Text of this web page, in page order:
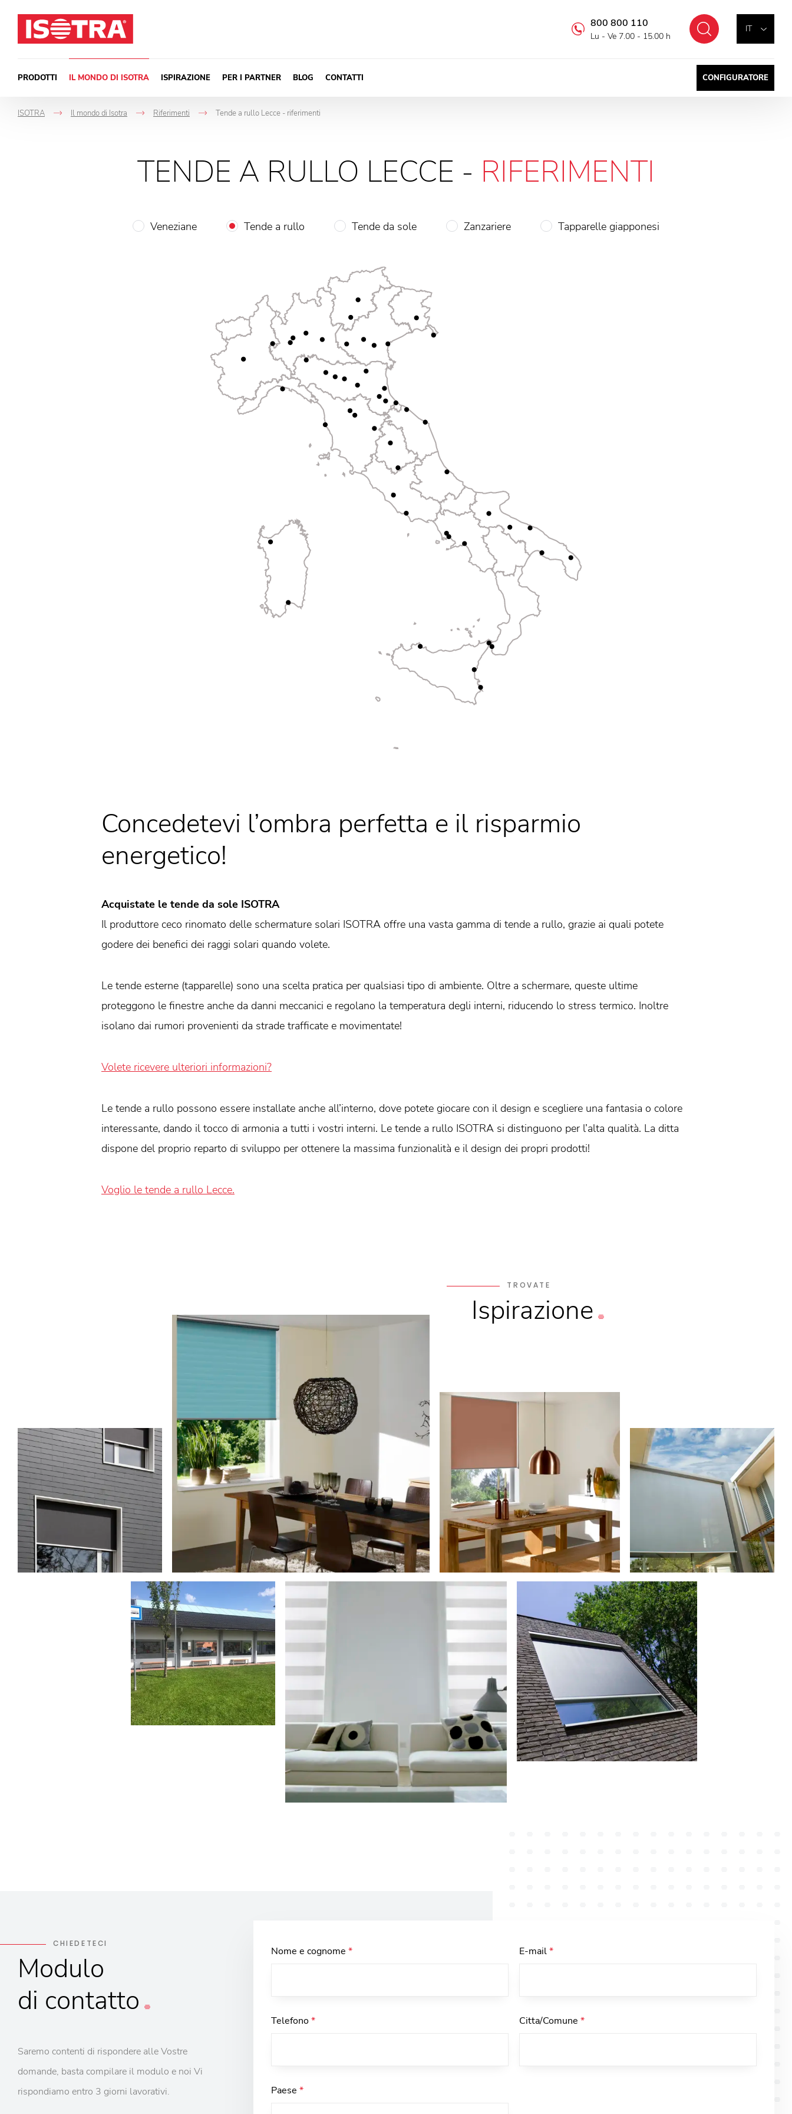
ITCercare
800 800 110
Lu - Ve 7.00 - 15.00 h
PRODOTTI IL MONDO DI ISOTRA ISPIRAZIONE PER I PARTNER BLOG CONTATTI CONFIGURATORE
ISOTRA
->
Il mondo di Isotra
->
Riferimenti Tende a rullo Lecce - riferimenti
TENDE A RULLO LECCE - RIFERIMENTI
Veneziane Tende a rullo Tende da sole Zanzariere Tapparelle giapponesi
Concedetevi l’ombra perfetta e il risparmio
energetico!
Acquistate le tende da sole ISOTRA
Il produttore ceco rinomato delle schermature solari ISOTRA offre una vasta gamma di tende a rullo, grazie ai quali potete
godere dei benefici dei raggi solari quando volete.
Le tende esterne (tapparelle) sono una scelta pratica per qualsiasi tipo di ambiente. Oltre a schermare, queste ultime
proteggono le finestre anche da danni meccanici e regolano la temperatura degli interni, riducendo lo stress termico. Inoltre
isolano dai rumori provenienti da strade trafficate e movimentate!
Volete ricevere ulteriori informazioni?
Le tende a rullo possono essere installate anche all’interno, dove potete giocare con il design e scegliere una fantasia o colore
interessante, dando il tocco di armonia a tutti i vostri interni. Le tende a rullo ISOTRA si distinguono per l’alta qualità. La ditta
dispone del proprio reparto di sviluppo per ottenere la massima funzionalità e il design dei propri prodotti!
Voglio le tende a rullo Lecce.
TROVATE
Ispirazione
CHIEDETECI
Modulo
di contatto
Saremo contenti di rispondere alle Vostre
domande, basta compilare il modulo e noi Vi
rispondiamo entro 3 giorni lavorativi.
Nome e cognome * E-mail*
Telefono* Citta/Comune*
Paese *